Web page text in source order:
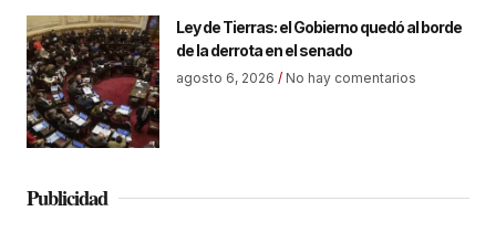
Ley de Tierras: el Gobierno quedó al borde
de la derrota en el senado
agosto 6, 2026 No hay comentarios
Publicidad